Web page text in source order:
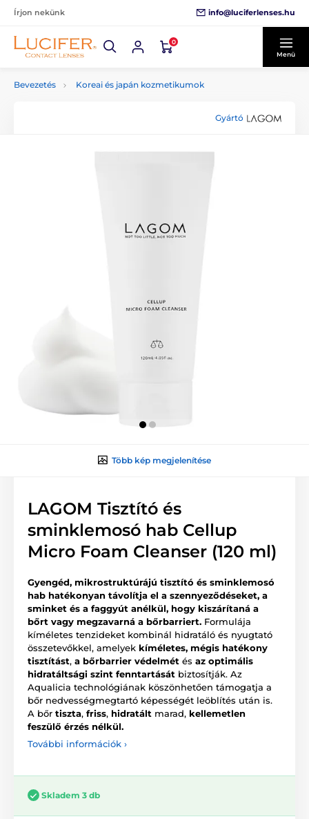
Írjon nekünk info@luciferlenses.hu
0
Menü
Bevezetés Koreai és japán kozmetikumok
Gyártó
Több kép megjelenítése
LAGOM Tisztító és
sminklemosó hab Cellup
Micro Foam Cleanser (120 ml)
Gyengéd, mikrostruktúrájú tisztító és sminklemosó
hab hatékonyan távolítja el a szennyeződéseket, a
sminket és a faggyút anélkül, hogy kiszárítaná a
bőrt vagy megzavarná a bőrbarriert. Formulája
kíméletes tenzideket kombinál hidratáló és nyugtató
összetevőkkel, amelyek kíméletes, mégis hatékony
tisztítást, a bőrbarrier védelmét és az optimális
hidratáltsági szint fenntartását biztosítják. Az
Aqualicia technológiának köszönhetően támogatja a
bőr nedvességmegtartó képességét leöblítés után is.
A bőr tiszta, friss, hidratált marad, kellemetlen
feszülő érzés nélkül.
További információk ›
Skladem 3 db